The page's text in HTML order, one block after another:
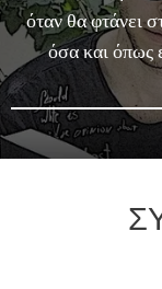
όταν θα φτάνει
όσα και